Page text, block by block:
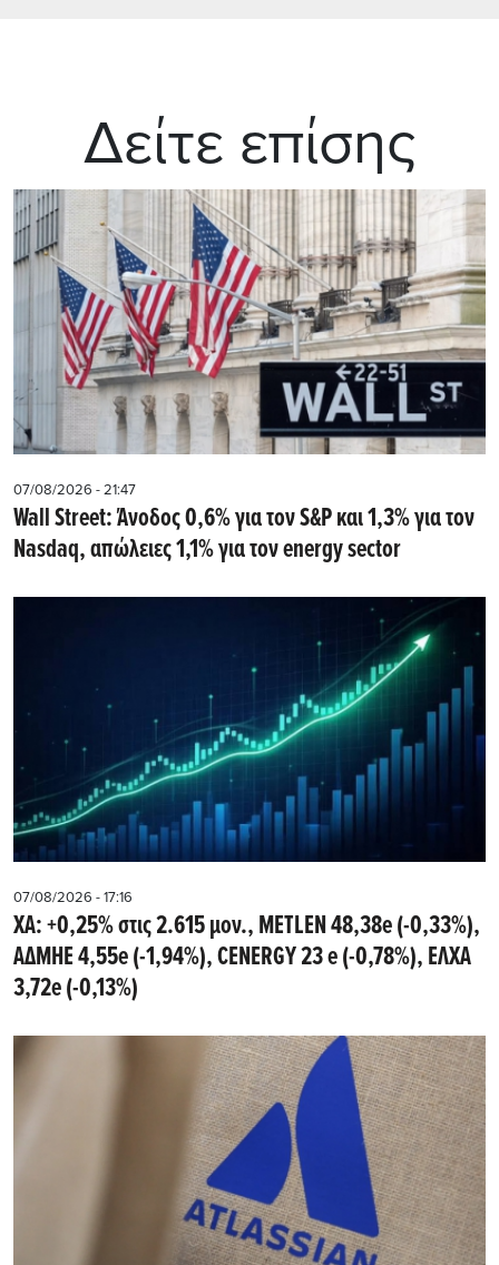
Δείτε επίσης
07/08/2026 - 21:47
Wall Street: Άνοδος 0,6% για τον S&P και 1,3% για τον
Nasdaq, απώλειες 1,1% για τον energy sector
07/08/2026 - 17:16
ΧΑ: +0,25% στις 2.615 μον., METLEN 48,38e (-0,33%),
ΑΔΜΗΕ 4,55e (-1,94%), CENERGY 23 e (-0,78%), ΕΛΧΑ
3,72e (-0,13%)